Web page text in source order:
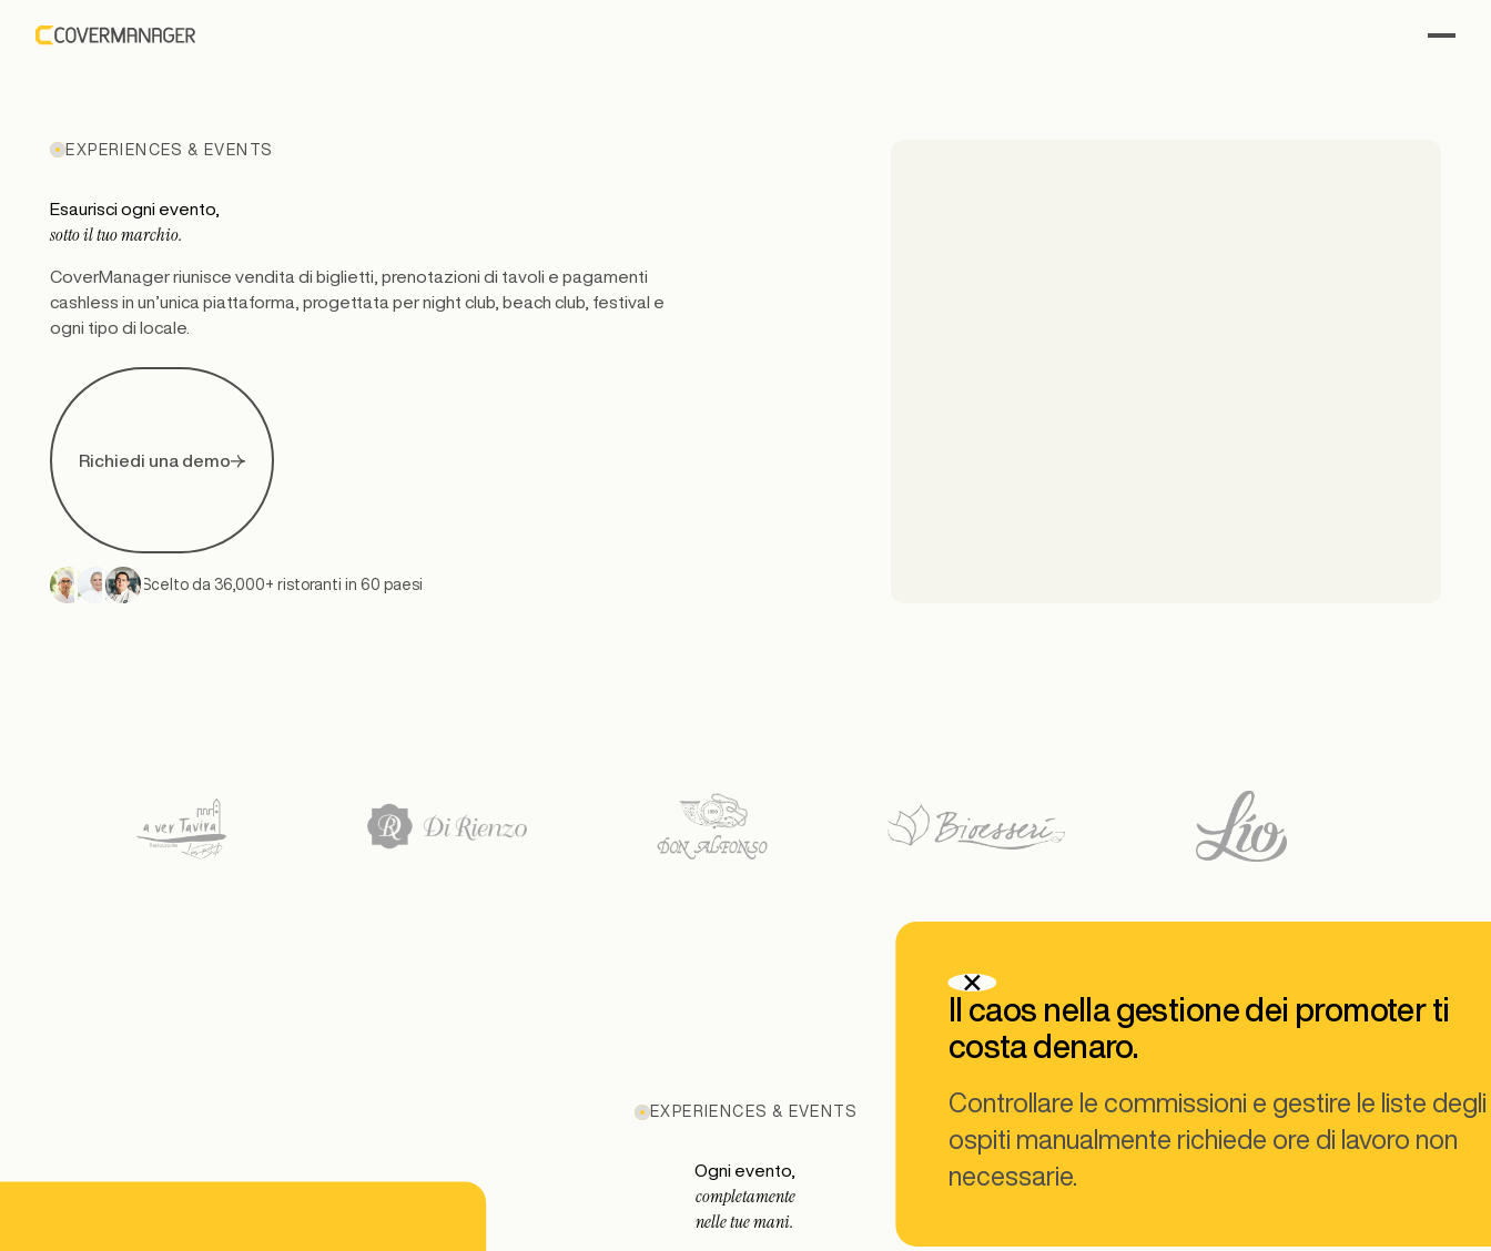
EXPERIENCES & EVENTS
Esaurisci ogni evento,
sotto il tuo marchio.
CoverManager riunisce vendita di biglietti, prenotazioni di tavoli e pagamenti
cashless in un’unica piattaforma, progettata per night club, beach club, festival e
ogni tipo di locale.
Richiedi una demo
Scelto da 36,000+ ristoranti in 60 paesi
EXPERIENCES & EVENTS
Ogni evento,
completamente
nelle tue mani.
Il caos nella gestione dei promoter ti
costa denaro.
Controllare le commissioni e gestire le liste degli
ospiti manualmente richiede ore di lavoro non
necessarie.